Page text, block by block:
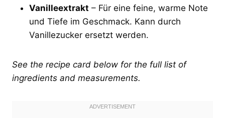
Vanilleextrakt – Für eine feine, warme Note
und Tiefe im Geschmack. Kann durch
Vanillezucker ersetzt werden.
See the recipe card below for the full list of
ingredients and measurements.